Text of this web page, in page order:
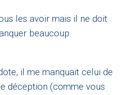
les avoir mais il ne doit
beaucoup.
il me manquait celui de
déception (comme vous